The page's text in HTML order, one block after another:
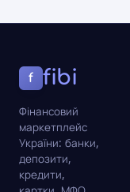
f fibi
Фінансовий
маркетплейс
України: банки,
депозити,
кредити,